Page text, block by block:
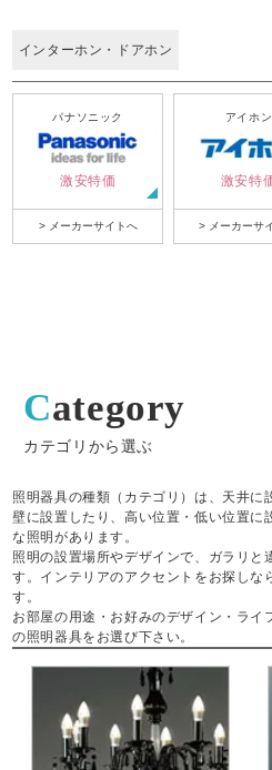
インターホン・ドアホン
パナソニック
激安特価
> メーカーサイトへ
アイホン
激安特
> メーカーサ
Category
カテゴリから選ぶ
照明器具の種類（カテゴリ）は、天井に
壁に設置したり、高い位置・低い位置に
な照明があります。
照明の設置場所やデザインで、ガラリと
す。インテリアのアクセントをお探しな
す。
お部屋の用途・お好みのデザイン・ライ
の照明器具をお選び下さい。